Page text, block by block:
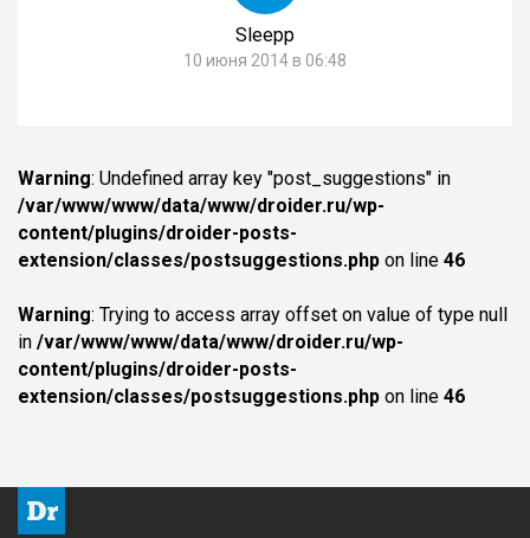
Sleepp
10 июня 2014 в 06:48
Warning: Undefined array key "post_suggestions" in
/var/www/www/data/www/droider.ru/wp-
content/plugins/droider-posts-
extension/classes/postsuggestions.php on line 46
Warning: Trying to access array offset on value of type null
in /var/www/www/data/www/droider.ru/wp-
content/plugins/droider-posts-
extension/classes/postsuggestions.php on line 46